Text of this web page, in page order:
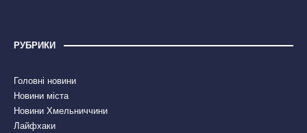
РУБРИКИ
Головні новини
Новини міста
Новини Хмельниччини
Лайфхаки